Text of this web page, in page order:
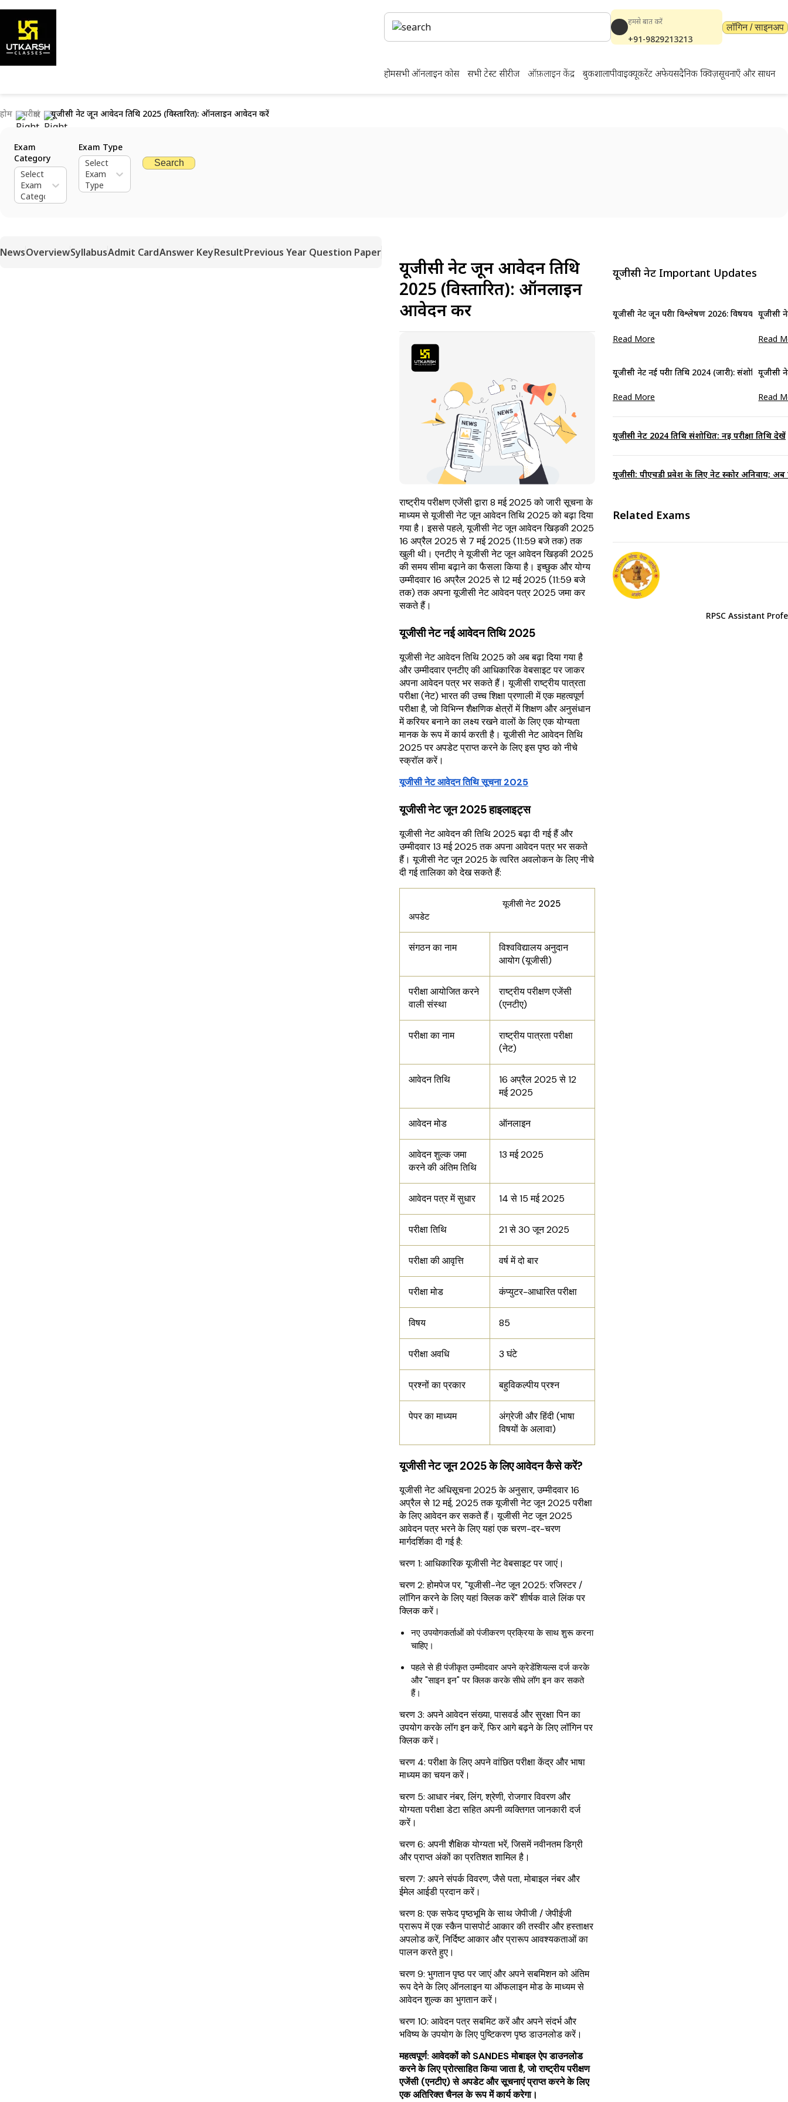
हमसे बात करें
+91-9829213213
लॉगिन / साइनअप
होमसभी ऑनलाइन कोर्स सभी टेस्ट सीरीज ऑफ़लाइन केंद्र बुकशालापीवाईक्यूकरेंट अफेयर्सदैनिक क्विज़सूचनाएँ और साधन
होम परीक्षाएं यूजीसी नेट जून आवेदन तिथि 2025 (विस्तारित): ऑनलाइन आवेदन करें
Exam
Category
Select
Exam
Category
Exam Type
Select
Exam
Type
Search
NewsOverviewSyllabusAdmit CardAnswer KeyResultPrevious Year Question Paper
यूजीसी नेट जून आवेदन तिथि
2025 (विस्तारित): ऑनलाइन
आवेदन करें
राष्ट्रीय परीक्षण एजेंसी द्वारा 8 मई 2025 को जारी सूचना के
माध्यम से यूजीसी नेट जून आवेदन तिथि 2025 को बढ़ा दिया
गया है। इससे पहले, यूजीसी नेट जून आवेदन खिड़की 2025
16 अप्रैल 2025 से 7 मई 2025 (11:59 बजे तक) तक
खुली थी। एनटीए ने यूजीसी नेट जून आवेदन खिड़की 2025
की समय सीमा बढ़ाने का फैसला किया है। इच्छुक और योग्य
उम्मीदवार 16 अप्रैल 2025 से 12 मई 2025 (11:59 बजे
तक) तक अपना यूजीसी नेट आवेदन पत्र 2025 जमा कर
सकते हैं।
यूजीसी नेट नई आवेदन तिथि 2025
यूजीसी नेट आवेदन तिथि 2025 को अब बढ़ा दिया गया है
और उम्मीदवार एनटीए की आधिकारिक वेबसाइट पर जाकर
अपना आवेदन पत्र भर सकते हैं। यूजीसी राष्ट्रीय पात्रता
परीक्षा (नेट) भारत की उच्च शिक्षा प्रणाली में एक महत्वपूर्ण
परीक्षा है, जो विभिन्न शैक्षणिक क्षेत्रों में शिक्षण और अनुसंधान
में करियर बनाने का लक्ष्य रखने वालों के लिए एक योग्यता
मानक के रूप में कार्य करती है। यूजीसी नेट आवेदन तिथि
2025 पर अपडेट प्राप्त करने के लिए इस पृष्ठ को नीचे
स्क्रॉल करें।
यूजीसी नेट आवेदन तिथि सूचना 2025
यूजीसी नेट जून 2025 हाइलाइट्स
यूजीसी नेट आवेदन की तिथि 2025 बढ़ा दी गई हैं और
उम्मीदवार 13 मई 2025 तक अपना आवेदन पत्र भर सकते
हैं। यूजीसी नेट जून 2025 के त्वरित अवलोकन के लिए नीचे
दी गई तालिका को देख सकते हैं:
यूजीसी नेट 2025
अपडेट
संगठन का नाम
विश्वविद्यालय अनुदान
आयोग (यूजीसी)
परीक्षा आयोजित करने
वाली संस्था
राष्ट्रीय परीक्षण एजेंसी
(एनटीए)
परीक्षा का नाम
राष्ट्रीय पात्रता परीक्षा
(नेट)
आवेदन तिथि
16 अप्रैल 2025 से 12
मई 2025
आवेदन मोड ऑनलाइन
आवेदन शुल्क जमा
करने की अंतिम तिथि
13 मई 2025
आवेदन पत्र में सुधार 14 से 15 मई 2025
परीक्षा तिथि 21 से 30 जून 2025
परीक्षा की आवृत्ति वर्ष में दो बार
परीक्षा मोड कंप्युटर-आधारित परीक्षा
विषय 85
परीक्षा अवधि 3 घंटे
प्रश्नों का प्रकार बहुविकल्पीय प्रश्न
पेपर का माध्यम
अंग्रेजी और हिंदी (भाषा
विषयों के अलावा)
यूजीसी नेट जून 2025 के लिए आवेदन कैसे करें?
यूजीसी नेट अधिसूचना 2025 के अनुसार, उम्मीदवार 16
अप्रैल से 12 मई, 2025 तक यूजीसी नेट जून 2025 परीक्षा
के लिए आवेदन कर सकते हैं। यूजीसी नेट जून 2025
आवेदन पत्र भरने के लिए यहां एक चरण-दर-चरण
मार्गदर्शिका दी गई है:
चरण 1: आधिकारिक यूजीसी नेट वेबसाइट पर जाएं।
चरण 2: होमपेज पर, "यूजीसी-नेट जून 2025: रजिस्टर /
लॉगिन करने के लिए यहां क्लिक करें" शीर्षक वाले लिंक पर
क्लिक करें।
नए उपयोगकर्ताओं को पंजीकरण प्रक्रिया के साथ शुरू करना
चाहिए।
पहले से ही पंजीकृत उम्मीदवार अपने क्रेडेंशियल्स दर्ज करके
और "साइन इन" पर क्लिक करके सीधे लॉग इन कर सकते
हैं।
चरण 3: अपने आवेदन संख्या, पासवर्ड और सुरक्षा पिन का
उपयोग करके लॉग इन करें, फिर आगे बढ़ने के लिए लॉगिन पर
क्लिक करें।
चरण 4: परीक्षा के लिए अपने वांछित परीक्षा केंद्र और भाषा
माध्यम का चयन करें।
चरण 5: आधार नंबर, लिंग, श्रेणी, रोजगार विवरण और
योग्यता परीक्षा डेटा सहित अपनी व्यक्तिगत जानकारी दर्ज
करें।
चरण 6: अपनी शैक्षिक योग्यता भरें, जिसमें नवीनतम डिग्री
और प्राप्त अंकों का प्रतिशत शामिल है।
चरण 7: अपने संपर्क विवरण, जैसे पता, मोबाइल नंबर और
ईमेल आईडी प्रदान करें।
चरण 8: एक सफेद पृष्ठभूमि के साथ जेपीजी / जेपीईजी
प्रारूप में एक स्कैन पासपोर्ट आकार की तस्वीर और हस्ताक्षर
अपलोड करें, निर्दिष्ट आकार और प्रारूप आवश्यकताओं का
पालन करते हुए।
चरण 9: भुगतान पृष्ठ पर जाएं और अपने सबमिशन को अंतिम
रूप देने के लिए ऑनलाइन या ऑफलाइन मोड के माध्यम से
आवेदन शुल्क का भुगतान करें।
चरण 10: आवेदन पत्र सबमिट करें और अपने संदर्भ और
भविष्य के उपयोग के लिए पुष्टिकरण पृष्ठ डाउनलोड करें।
महत्वपूर्ण: आवेदकों को SANDES मोबाइल ऐप डाउनलोड
करने के लिए प्रोत्साहित किया जाता है, जो राष्ट्रीय परीक्षण
एजेंसी (एनटीए) से अपडेट और सूचनाएं प्राप्त करने के लिए
एक अतिरिक्त चैनल के रूप में कार्य करेगा।
यूजीसी नेट Important Updates
यूजीसी नेट जून परीक्षा विश्लेषण 2026: विषयवार
Read More
यूजीसी
Read
यूजीसी नेट नई परीक्षा तिथि 2024 (जारी): संशोधित तिथि
Read More
यूजीसी
Read
यूजीसी नेट 2024 तिथि संशोधित: नई परीक्षा तिथि देखें
यूजीसी: पीएचडी प्रवेश के लिए नेट स्कोर अनिवार्य; अब
Related Exams
RPSC Assistant